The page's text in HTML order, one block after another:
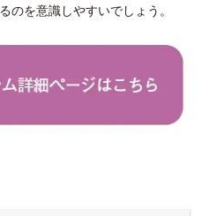
のを意識しやすいでしょう。